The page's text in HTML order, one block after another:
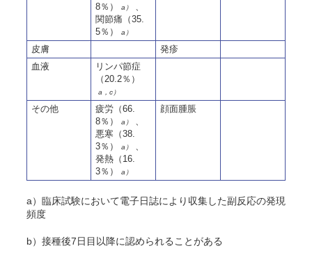
8％）
a）
、
関節痛（35.
5％）
a）
皮膚
発疹
血液
リンパ節症
（20.2％）
a，c）
その他
疲労（66.
8％）
a）
、
悪寒（38.
3％）
a）
、
発熱（ 16.
3％） a）
顔面腫脹
a）臨床試験において電子日誌により収集した副反応の発現
頻度
b）接種後7日目以降に認められることがある